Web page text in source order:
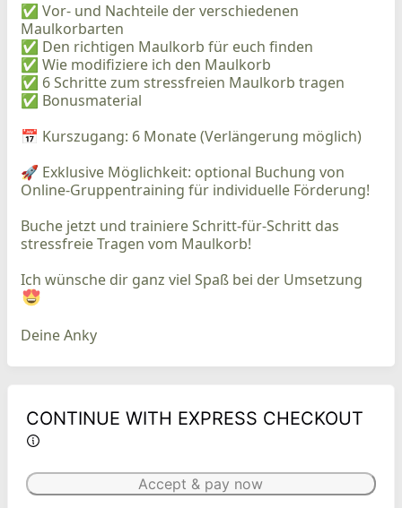
✅ Vor- und Nachteile der verschiedenen
Maulkorbarten
✅ Den richtigen Maulkorb für euch finden
✅ Wie modifiziere ich den Maulkorb
✅ 6 Schritte zum stressfreien Maulkorb tragen
✅ Bonusmaterial
📅 Kurszugang: 6 Monate (Verlängerung möglich)
🚀 Exklusive Möglichkeit: optional Buchung von
Online-Gruppentraining für individuelle Förderung!
Buche jetzt und trainiere Schritt-für-Schritt das
stressfreie Tragen vom Maulkorb!
Ich wünsche dir ganz viel Spaß bei der Umsetzung
Deine Anky
CONTINUE WITH EXPRESS CHECKOUT
Accept & pay now